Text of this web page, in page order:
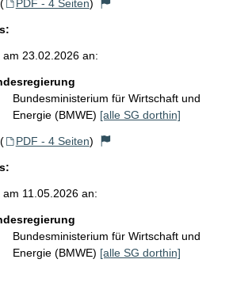
( PDF - 4 Seiten)
am 23.02.2026 an:
Bundesministerium für Wirtschaft und
Energie (BMWE) [alle SG dorthin]
( PDF - 4 Seiten)
am 11.05.2026 an:
Bundesministerium für Wirtschaft und
Energie (BMWE) [alle SG dorthin]